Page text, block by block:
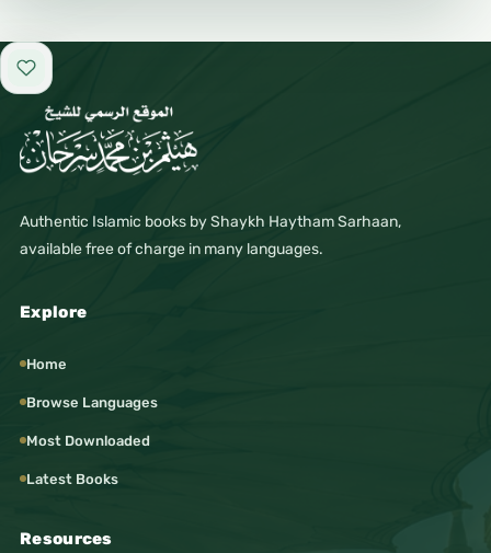
Add to favorites
Authentic Islamic books by Shaykh Haytham Sarhaan,
available free of charge in many languages.
Explore
Home
Browse Languages
Most Downloaded
Latest Books
Resources